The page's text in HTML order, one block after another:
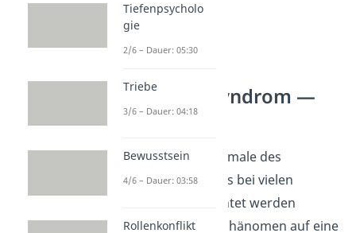
Stockholm-Syndrom —
Kritik
Auch wenn die Merkmale des
Stockholm-Syndroms bei vielen
Ereignissen beobachtet werden
konnten, stößt das Phänomen auf eine
Tiefenpsycholo
gie
2/6 – Dauer: 05:30
Triebe
3/6 – Dauer: 04:18
Bewusstsein
4/6 – Dauer: 03:58
Rollenkonflikt